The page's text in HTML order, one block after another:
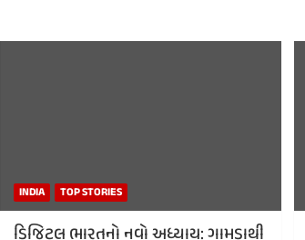
INDIA TOP STORIES
ડિજિટલ ભારતનો નવો અધ્યાય: ગામડાથી